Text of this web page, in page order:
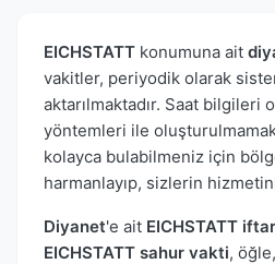
EICHSTATT konumuna ait
vakitler, periyodik olarak
aktarılmaktadır. Saat bilgileri
yöntemleri ile
kolayca bulabilmeniz için
harmanlayıp, sizlerin
Diyanet'e ait EICHSTATT
EICHSTATT sahur vakti,